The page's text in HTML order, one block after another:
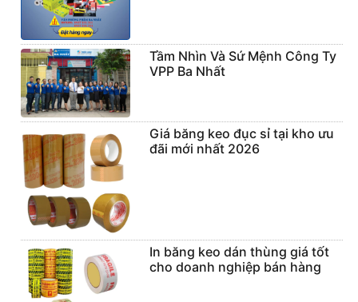
Tầm Nhìn Và Sứ Mệnh Công Ty
VPP Ba Nhất
Giá băng keo đục sỉ tại kho ưu
đãi mới nhất 2026
In băng keo dán thùng giá tốt
cho doanh nghiệp bán hàng